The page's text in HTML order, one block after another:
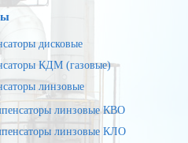
дисковые
КДМ (газовые)
линзовые
линзовые КВО
линзовые КЛО